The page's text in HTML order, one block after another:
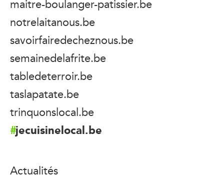
maitre-boulanger-patissier.be
notrelaitanous.be
savoirfairedecheznous.be
semainedelafrite.be
tabledeterroir.be
taslapatate.be
trinquonslocal.be
jecuisinelocal.be
Actualités